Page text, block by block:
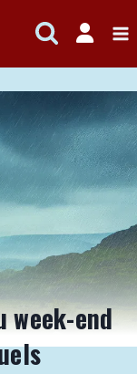
week-end